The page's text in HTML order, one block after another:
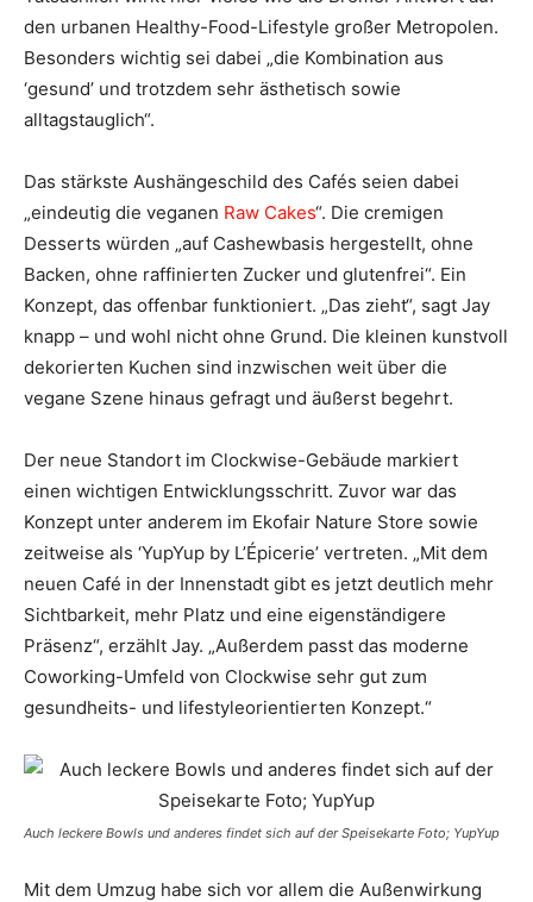
den urbanen Healthy-Food-Lifestyle großer Metropolen.
Besonders wichtig sei dabei „die Kombination aus
‘gesund’ und trotzdem sehr ästhetisch sowie
alltagstauglich“.
Das stärkste Aushängeschild des Cafés seien dabei
„eindeutig die veganen Raw Cakes“. Die cremigen
Desserts würden „auf Cashewbasis hergestellt, ohne
Backen, ohne raffinierten Zucker und glutenfrei“. Ein
Konzept, das offenbar funktioniert. „Das zieht“, sagt Jay
knapp – und wohl nicht ohne Grund. Die kleinen kunstvoll
dekorierten Kuchen sind inzwischen weit über die
vegane Szene hinaus gefragt und äußerst begehrt.
Der neue Standort im Clockwise-Gebäude markiert
einen wichtigen Entwicklungsschritt. Zuvor war das
Konzept unter anderem im Ekofair Nature Store sowie
zeitweise als ‘YupYup by L’Épicerie’ vertreten. „Mit dem
neuen Café in der Innenstadt gibt es jetzt deutlich mehr
Sichtbarkeit, mehr Platz und eine eigenständigere
Präsenz“, erzählt Jay. „Außerdem passt das moderne
Coworking-Umfeld von Clockwise sehr gut zum
gesundheits- und lifestyleorientierten Konzept.“
Auch leckere Bowls und anderes findet sich auf der Speisekarte Foto; YupYup
Mit dem Umzug habe sich vor allem die Außenwirkung